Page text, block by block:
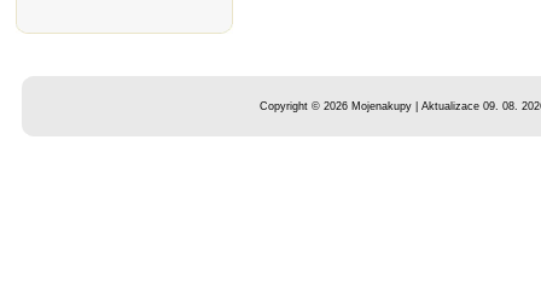
Copyright © 2026 Mojenakupy | Aktualizace 09. 08.